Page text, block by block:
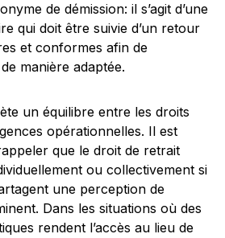
de démission: il s’agit d’une
qui doit être suivie d’un retour
et conformes afin de
manière adaptée.
un équilibre entre les droits
opérationnelles. Il est
que le droit de retrait
ou collectivement si
une perception de
Dans les situations où des
rendent l’accès au lieu de